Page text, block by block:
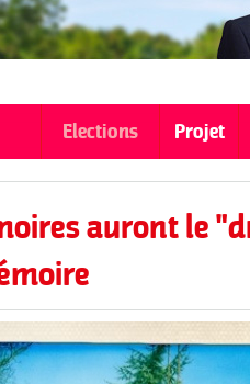
Elections Projet
auront le